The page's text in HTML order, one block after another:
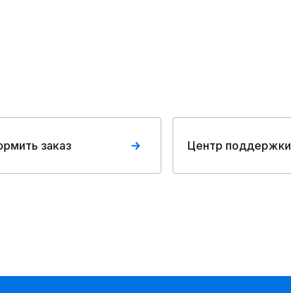
заказ Центр поддержки